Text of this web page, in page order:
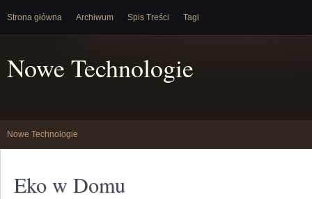
Strona główna Archiwum Spis Treści Tagi
Nowe Technologie
Nowe Technologie
Eko w Domu